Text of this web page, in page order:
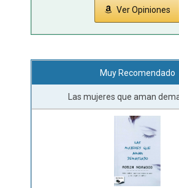
Ver Opiniones
Muy Recomendado
Las mujeres que aman